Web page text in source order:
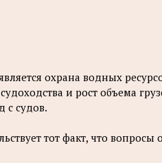
охрана водных
и рост объема
с судов.
тот факт, что